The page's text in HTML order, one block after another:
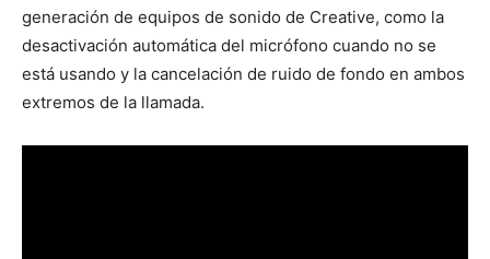
generación de equipos de sonido de Creative, como la
desactivación automática del micrófono cuando no se
está usando y la cancelación de ruido de fondo en ambos
extremos de la llamada.